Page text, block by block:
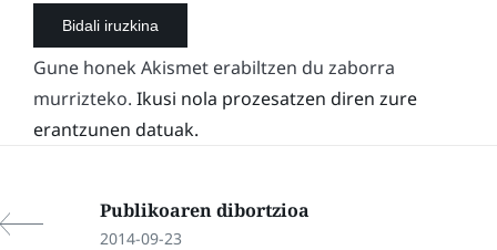
Gune honek Akismet erabiltzen du zaborra
murrizteko. Ikusi nola prozesatzen diren zure
erantzunen datuak.
Publikoaren dibortzioa
2014-09-23